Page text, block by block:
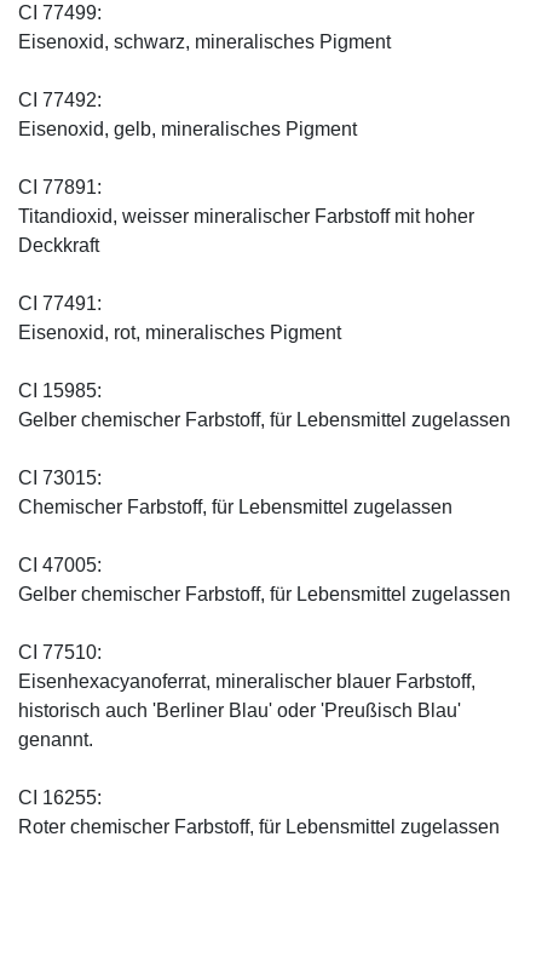
CI 77499:
Eisenoxid, schwarz, mineralisches Pigment
CI 77492:
Eisenoxid, gelb, mineralisches Pigment
CI 77891:
Titandioxid, weisser mineralischer Farbstoff mit hoher
Deckkraft
CI 77491:
Eisenoxid, rot, mineralisches Pigment
CI 15985:
Gelber chemischer Farbstoff, für Lebensmittel zugelassen
CI 73015:
Chemischer Farbstoff, für Lebensmittel zugelassen
CI 47005:
Gelber chemischer Farbstoff, für Lebensmittel zugelassen
CI 77510:
Eisenhexacyanoferrat, mineralischer blauer Farbstoff,
historisch auch 'Berliner Blau' oder 'Preußisch Blau'
genannt.
CI 16255:
Roter chemischer Farbstoff, für Lebensmittel zugelassen